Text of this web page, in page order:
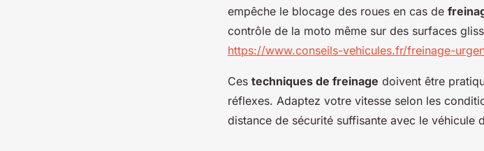
empêche le blocage des roues en cas de
contrôle de la moto même sur des surfaces
https://www.conseils-vehicules.fr/freinage-
Ces techniques de freinage doivent être
réflexes. Adaptez votre vitesse selon les
distance de sécurité suffisante avec le véhicule